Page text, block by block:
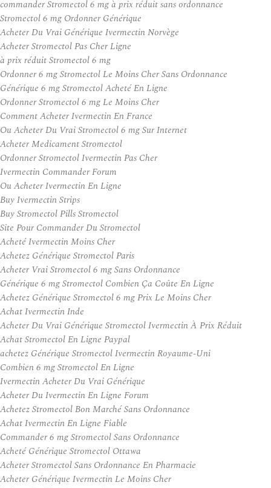
commander Stromectol 6 mg à prix réduit sans ordonnance
Stromectol 6 mg Ordonner Générique
Acheter Du Vrai Générique Ivermectin Norvège
Acheter Stromectol Pas Cher Ligne
à prix réduit Stromectol 6 mg
Ordonner 6 mg Stromectol Le Moins Cher Sans Ordonnance
Générique 6 mg Stromectol Acheté En Ligne
Ordonner Stromectol 6 mg Le Moins Cher
Comment Acheter Ivermectin En France
Ou Acheter Du Vrai Stromectol 6 mg Sur Internet
Acheter Medicament Stromectol
Ordonner Stromectol Ivermectin Pas Cher
Ivermectin Commander Forum
Ou Acheter Ivermectin En Ligne
Buy Ivermectin Strips
Buy Stromectol Pills Stromectol
Site Pour Commander Du Stromectol
Acheté Ivermectin Moins Cher
Achetez Générique Stromectol Paris
Acheter Vrai Stromectol 6 mg Sans Ordonnance
Générique 6 mg Stromectol Combien Ça Coûte En Ligne
Achetez Générique Stromectol 6 mg Prix Le Moins Cher
Achat Ivermectin Inde
Acheter Du Vrai Générique Stromectol Ivermectin À Prix Réduit
Achat Stromectol En Ligne Paypal
achetez Générique Stromectol Ivermectin Royaume-Uni
Combien 6 mg Stromectol En Ligne
Ivermectin Acheter Du Vrai Générique
Acheter Du Ivermectin En Ligne Forum
Achetez Stromectol Bon Marché Sans Ordonnance
Achat Ivermectin En Ligne Fiable
Commander 6 mg Stromectol Sans Ordonnance
Acheté Générique Stromectol Ottawa
Acheter Stromectol Sans Ordonnance En Pharmacie
Acheter Générique Ivermectin Le Moins Cher